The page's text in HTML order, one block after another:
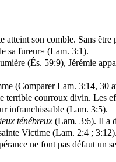
atteint son comble. Sans
sa fureur» (Lam. 3:1).
(És. 59:9), Jérémie
(Comparer Lam. 3:14, 30
terrible courroux divin. Les
infranchissable (Lam. 3:5).
ténébreux(Lam. 3:6). Il a
Victime (Lam. 2:4 ; 3:12).
ne font pas défaut un